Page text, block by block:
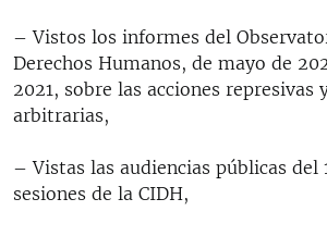
– Vistos los informes del
Derechos Humanos, de mayo de
2021, sobre las acciones represivas
arbitrarias,
– Vistas las audiencias públicas del
sesiones de la CIDH,